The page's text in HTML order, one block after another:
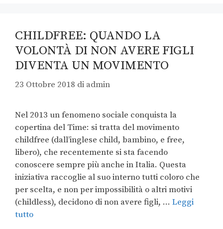
CHILDFREE: QUANDO LA
VOLONTÀ DI NON AVERE FIGLI
DIVENTA UN MOVIMENTO
23 Ottobre 2018 di admin
Nel 2013 un fenomeno sociale conquista la
copertina del Time: si tratta del movimento
childfree (dall’inglese child, bambino, e free,
libero), che recentemente si sta facendo
conoscere sempre più anche in Italia. Questa
iniziativa raccoglie al suo interno tutti coloro che
per scelta, e non per impossibilità o altri motivi
(childless), decidono di non avere figli, … Leggi
tutto